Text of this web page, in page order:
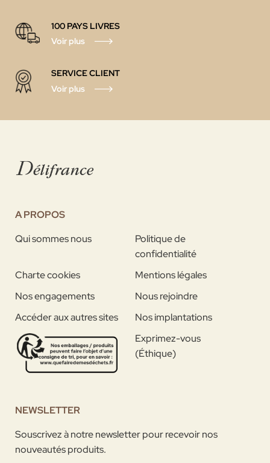
100 PAYS LIVRES
Voir plus
SERVICE CLIENT
Voir plus
A PROPOS
Qui sommes nous
Politique de
confidentialité
Charte cookies
Mentions légales
Nos engagements
Nous rejoindre
Accéder aux autres sites
Nos implantations
Exprimez-vous
(Éthique)
NEWSLETTER
Souscrivez à notre newsletter pour recevoir nos
nouveautés produits.